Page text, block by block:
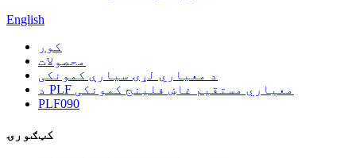
English
کور
محصولات
د معیاري لړۍ سیارې کمونکی
د PLF معیاري مستقیم غاښ فلینج کمونکی
PLF090
کټګورۍ